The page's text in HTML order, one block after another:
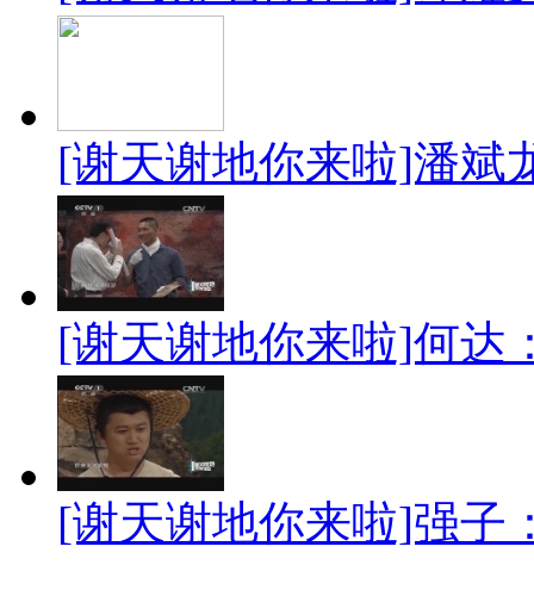
[谢天谢地你来啦]潘斌
[谢天谢地你来啦]何达
[谢天谢地你来啦]强子